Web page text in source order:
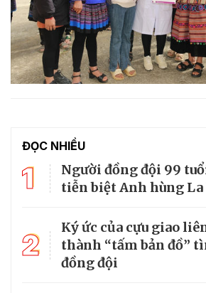
ĐỌC NHIỀU
1
Người đồng đội 99
tiễn biệt Anh hùng La
2
Ký ức của cựu giao
thành “tấm bản đồ”
đồng đội